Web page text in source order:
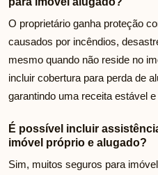
O proprietário ganha proteção
causados por incêndios,
mesmo quando não reside no
incluir cobertura para perda de
garantindo uma receita estável
É possível incluir
imóvel próprio e alugado?
Sim, muitos seguros para